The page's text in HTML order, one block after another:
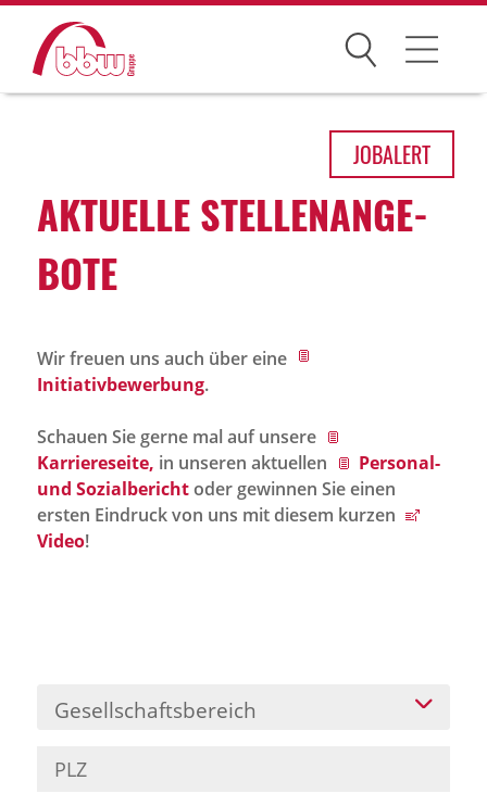
Suchen
Über uns
Historie
bbw als Arbeitgeber
Jobportal
Presse und Medien
Karriere
Presse
JOBALERT
AKTU­ELLE STEL­LEN­AN­GE­
BOTE
Wir freuen uns auch über eine
Initiativbewerbung.
Schauen Sie gerne mal auf unsere
Karriereseite, in unseren aktuellen
Personal-
und Sozialberichtoder gewinnen Sie einen
ersten Eindruck von uns mit diesem kurzen
Video!
Gesellschaftsbereich